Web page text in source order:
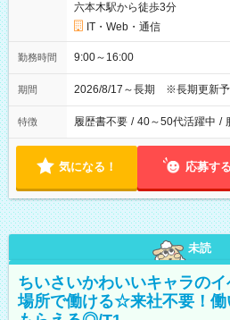
六本木駅から徒歩3分
IT・Web・通信
勤務時間 9:00～16:00
期間 2026/8/17～長期 ※長期更新
特徴 履歴書不要 / 40～50代活躍中 /
気になる！ 応募する
未読
ちいさいかわいいキャラの
場所で働ける☆来社不要！働